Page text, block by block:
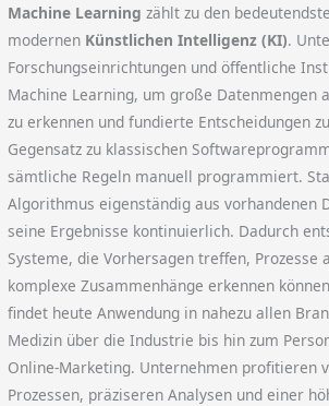
Machine Learning zählt zu den
modernen Künstlichen Intelligenz (KI).
Forschungseinrichtungen und öffentliche
Machine Learning, um große Datenmengen
zu erkennen und fundierte Entscheidungen
Gegensatz zu klassischen
sämtliche Regeln manuell programmiert.
Algorithmus eigenständig aus vorhandenen
seine Ergebnisse kontinuierlich. Dadurch
Systeme, die Vorhersagen treffen, Prozesse
komplexe Zusammenhänge erkennen
findet heute Anwendung in nahezu allen
Medizin über die Industrie bis hin zum
Online-Marketing. Unternehmen profitieren
Prozessen, präziseren Analysen und einer